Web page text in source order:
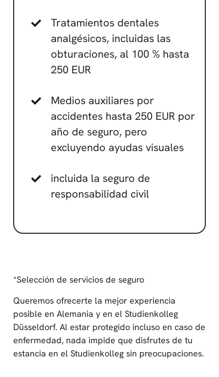
Tratamientos dentales
analgésicos, incluidas las
obturaciones, al 100 % hasta
250 EUR
Medios auxiliares por
accidentes hasta 250 EUR por
año de seguro, pero
excluyendo ayudas visuales
incluida la seguro de
responsabilidad civil
*Selección de servicios de seguro
Queremos ofrecerte la mejor experiencia
posible en Alemania y en el Studienkolleg
Düsseldorf. Al estar protegido incluso en caso de
enfermedad, nada impide que disfrutes de tu
estancia en el Studienkolleg sin preocupaciones.